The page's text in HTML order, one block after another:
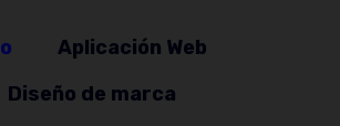
Aplicación Web
Diseño de marca